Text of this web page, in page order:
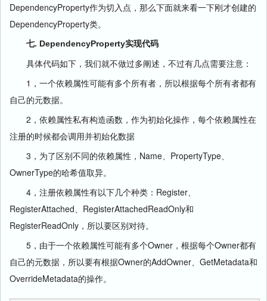
DependencyProperty作为切入点，那么下面就来看一下刚才创建的
DependencyProperty类。
七. DependencyProperty实现代码
具体代码如下，我们就不做过多阐述，不过有几点需要注意：
1，一个依赖属性可能有多个所有者，所以根据每个所有者都有
自己的元数据。
2，依赖属性私有构造函数，作为初始化操作，每个依赖属性在
注册的时候都会调用并初始化数据
3，为了区别不同的依赖属性，Name、PropertyType、
OwnerType的哈希值取异。
4，注册依赖属性有以下几个种类：Register、
RegisterAttached、RegisterAttachedReadOnly和
RegisterReadOnly，所以要区别对待。
5，由于一个依赖属性可能有多个Owner，根据每个Owner都有
自己的元数据，所以要有根据Owner的AddOwner、GetMetadata和
OverrideMetadata的操作。